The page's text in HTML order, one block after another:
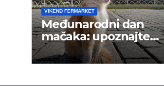
VIKEND FERMARKET
Međunarodni dan
mačaka: upoznajte
istanbulske mace